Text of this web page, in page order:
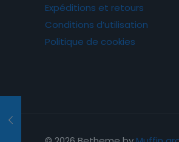
Expéditions et retours
Conditions d’utilisation
Politique de cookies